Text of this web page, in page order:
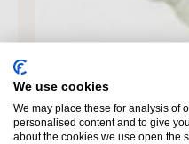
We use cookies
We may place these for analysis of
personalised content and to give
about the cookies we use open the